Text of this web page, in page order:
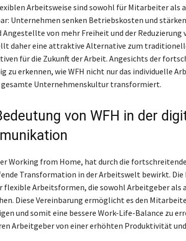
Arbeitsweise sind sowohl für Mitarbeiter als
Unternehmen senken Betriebskosten und
Angestellte von mehr Freiheit und der
daher eine attraktive Alternative zum
für die Zukunft der Arbeit. Angesichts der
zu erkennen, wie WFH nicht nur das individuelle
gesamte Unternehmenskultur transformiert.
von WFH in der
Working from Home, hat durch die
Transformation in der Arbeitswelt bewirkt. Die
flexible Arbeitsformen, die sowohl Arbeitgeber als
Diese Vereinbarung ermöglicht es den
und somit eine bessere Work-Life-Balance zu
Arbeitgeber von einer erhöhten Produktivität